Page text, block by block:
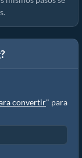
convertir" para